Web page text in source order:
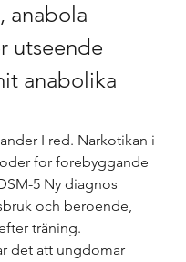
anabola
utseende
anabolika
I red. Narkotikan i
for forebyggande
5 Ny diagnos
och beroende,
träning.
det att ungdomar